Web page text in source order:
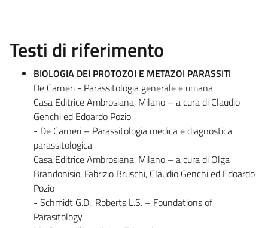
Testi di riferimento
BIOLOGIA DEI PROTOZOI E METAZOI PARASSITI
De Carneri - Parassitologia generale e umana
Casa Editrice Ambrosiana, Milano – a cura di Claudio
Genchi ed Edoardo Pozio
- De Carneri – Parassitologia medica e diagnostica
parassitologica
Casa Editrice Ambrosiana, Milano – a cura di Olga
Brandonisio, Fabrizio Bruschi, Claudio Genchi ed Edoardo
Pozio
- Schmidt G.D., Roberts L.S. – Foundations of
Parasitology